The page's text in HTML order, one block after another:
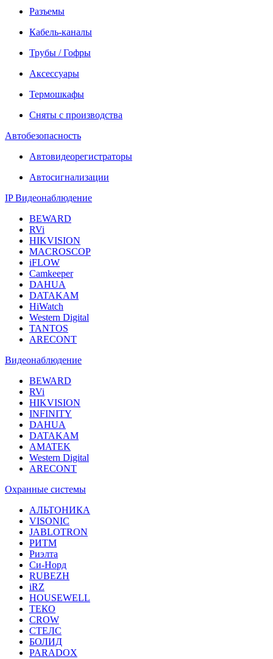
Разъемы
Кабель-каналы
Трубы / Гофры
Аксессуары
Термошкафы
Сняты с производства
Автобезопасность
Автовидеорегистраторы
Автосигнализации
IP Видеонаблюдение
BEWARD
RVi
HIKVISION
MACROSCOP
iFLOW
Camkeeper
DAHUA
DATAKAM
HiWatch
Western Digital
TANTOS
ARECONT
Видеонаблюдение
BEWARD
RVi
HIKVISION
INFINITY
DAHUA
DATAKAM
AMATEK
Western Digital
ARECONT
Охранные системы
АЛЬТОНИКА
VISONIC
JABLOTRON
РИТМ
Риэлта
Си-Норд
RUBEZH
iRZ
HOUSEWELL
ТЕКО
CROW
СТЕЛС
БОЛИД
PARADOX